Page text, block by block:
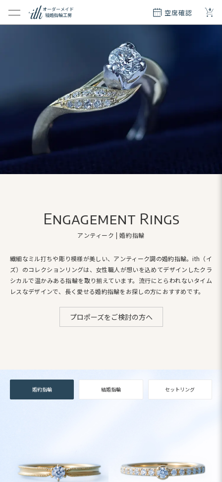
オーダーメイド
結婚指輪工房
空席確認 +
アンティーク | 婚約指輪
Engagement Rings
繊細なミル打ちや彫り模様が美しい、アンティーク調の婚約指輪。ith（イ
ズ）のコレクションリングは、女性職人が想いを込めてデザインしたクラ
シカルで温かみある指輪を取り揃えています。 流行にとらわれないタイム
レスなデザインで、長く愛せる婚約指輪をお探しの方におすすめです。
プロポーズをご検討の方へ
婚約指輪 結婚指輪 セットリング